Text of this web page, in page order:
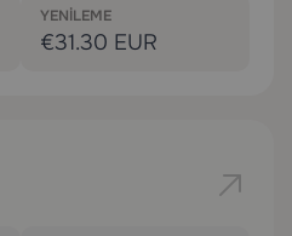
YENILEME
€31.30 EUR